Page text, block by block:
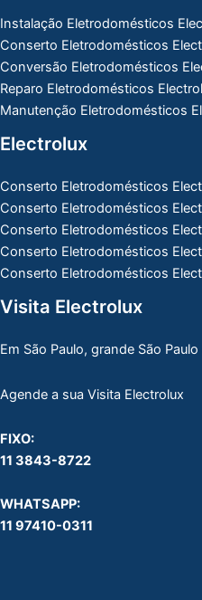
Instalação Eletrodomésticos
Conserto Eletrodomésticos
Conversão Eletrodomésticos
Reparo Eletrodomésticos
Manutenção Eletrodomésticos
Electrolux
Conserto Eletrodomésticos
Conserto Eletrodomésticos
Conserto Eletrodomésticos
Conserto Eletrodomésticos
Conserto Eletrodomésticos
Visita Electrolux
Em São Paulo, grande São
Agende a sua Visita Electrolux
FIXO:
11 3843-8722
WHATSAPP:
11 97410-0311